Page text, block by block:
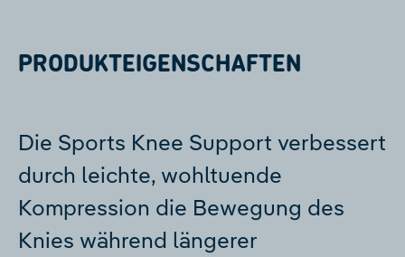
PRODUKTEIGENSCHAFTEN
Die Sports Knee Support verbessert
durch leichte, wohltuende
Kompression die Bewegung des
Knies während längerer